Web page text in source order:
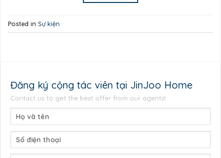
Posted in Sự kiện
Đăng ký cộng tác viên tại JinJoo Home
Contact us to get the best offer from our agents!